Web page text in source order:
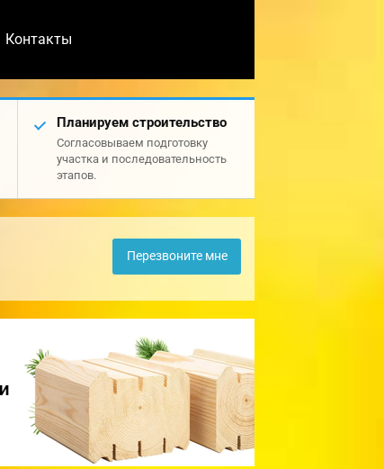
Контакты
Планируем строительство
Согласовываем подготовку
участка и последовательность
этапов.
Перезвоните мне